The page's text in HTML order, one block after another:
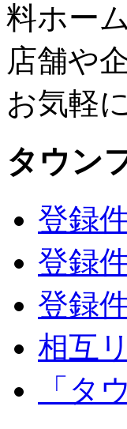
料ホー
店舗や
お気軽
タウン
登録
登録
登録
相互
「タ